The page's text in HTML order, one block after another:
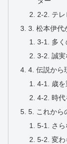
2-2. テ
3. 松本伊代
3-1. 多く
3-2. 誠実
4. 伝説から
4-1. 歳を
4-2. 時代
5. これから
5-1. さら
5-2. 変わ